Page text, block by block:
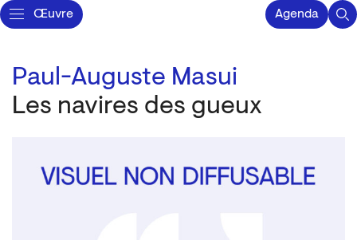
Œuvre Agenda
Paul-Auguste Masui
Les navires des gueux